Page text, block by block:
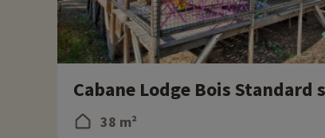
Cabane Lodge Bois
38 m²